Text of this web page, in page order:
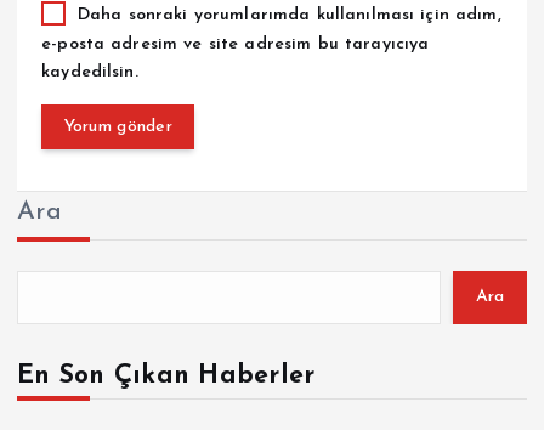
Daha sonraki yorumlarımda kullanılması için adım,
e-posta adresim ve site adresim bu tarayıcıya
kaydedilsin.
Ara
Ara
En Son Çıkan Haberler